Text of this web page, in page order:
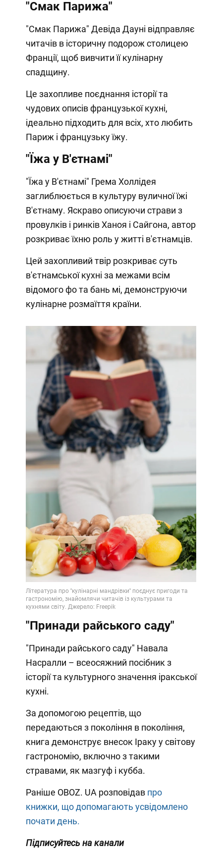
"Смак Парижа"
"Смак Парижа" Девіда Дауні відправляє
читачів в історичну подорож столицею
Франції, щоб вивчити її кулінарну
спадщину.
Це захопливе поєднання історії та
чудових описів французької кухні,
ідеально підходить для всіх, хто любить
Париж і французьку їжу.
"Їжа у В'єтнамі"
"Їжа у В'єтнамі" Грема Холлідея
заглиблюється в культуру вуличної їжі
В'єтнаму. Яскраво описуючи страви з
провулків і ринків Ханоя і Сайгона, автор
розкриває їхню роль у житті в'єтнамців.
Цей захопливий твір розкриває суть
в'єтнамської кухні за межами всім
відомого фо та бань мі, демонструючи
кулінарне розмаїття країни.
"Принади райського саду"
"Принади райського саду" Навала
Насралли – всеосяжний посібник з
історії та культурного значення іракської
кухні.
За допомогою рецептів, що
передаються з покоління в покоління,
книга демонструє внесок Іраку у світову
гастрономію, включно з такими
стравами, як мазгуф і кубба.
Раніше OBOZ. UA розповідавпро
книжки, що допомагають усвідомлено
почати день.
Підписуйтесь на канали